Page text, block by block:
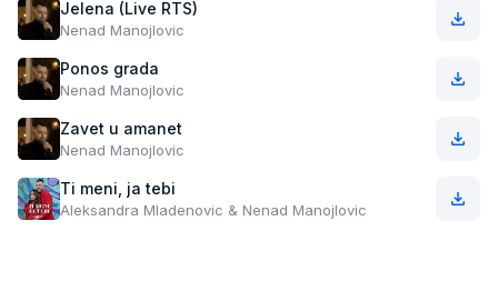
Jelena (Live RTS)
Nenad Manojlovic
Ponos grada
Nenad Manojlovic
Zavet u amanet
Nenad Manojlovic
Ti meni, ja tebi
Aleksandra Mladenovic & Nenad Manojlovic